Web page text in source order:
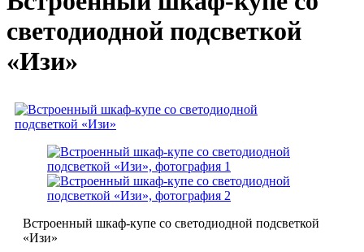
светодиодной подсветкой
«Изи»
Встроенный шкаф-купе со светодиодной подсветкой
«Изи»